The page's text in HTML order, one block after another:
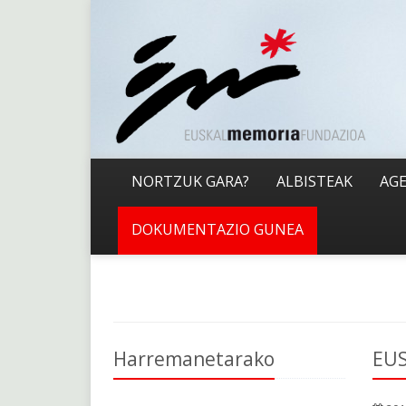
NORTZUK GARA? ALBISTEAK
DOKUMENTAZIO GUNEA
Harremanetarako